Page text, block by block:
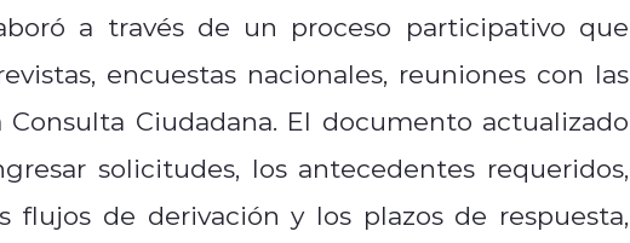
a través de un proceso participativo que
encuestas nacionales, reuniones con las
Ciudadana. El documento actualizado
solicitudes, los antecedentes requeridos,
flujos de derivación y los plazos de respuesta,